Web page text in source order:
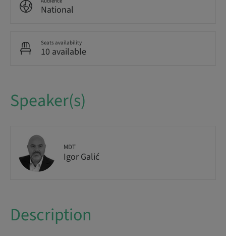
National
Seats availability
10 available
Speaker(s)
MDT
Igor Galić
Description